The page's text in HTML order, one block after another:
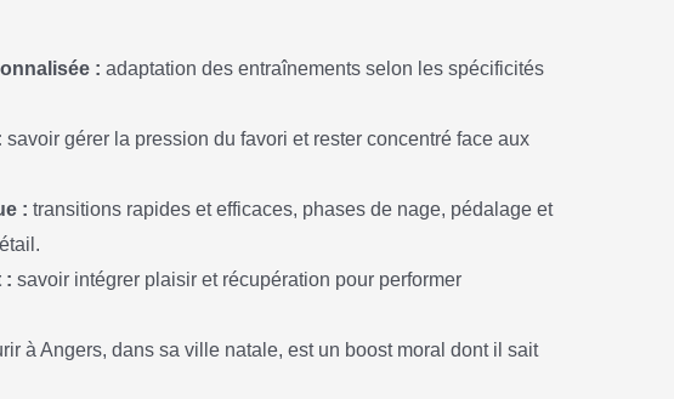
: adaptation des entraînements selon les spécificités
savoir gérer la pression du favori et rester concentré face aux
: transitions rapides et efficaces, phases de nage, pédalage et
: savoir intégrer plaisir et récupération pour performer
à Angers, dans sa ville natale, est un boost moral dont il sait